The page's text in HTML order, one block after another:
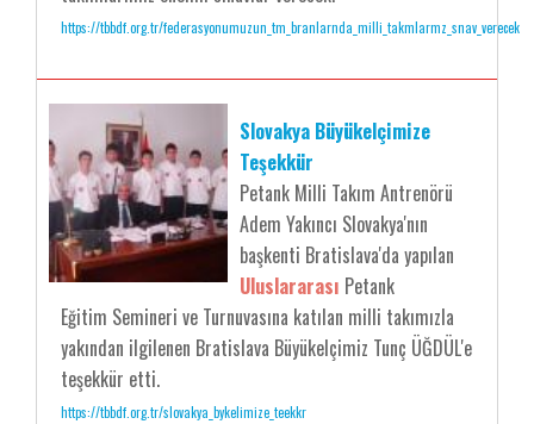
https://tbbdf.org.tr/federasyonumuzun_tm_branlarnda_milli_takmlarmz_snav_verecek
Slovakya Büyükelçimize
Teşekkür
Petank Milli Takım Antrenörü
Adem Yakıncı Slovakya'nın
başkenti Bratislava'da yapılan
Uluslararası Petank
Eğitim Semineri ve Turnuvasına katılan milli takımızla
yakından ilgilenen Bratislava Büyükelçimiz Tunç ÜĞDÜL'e
teşekkür etti.
https://tbbdf.org.tr/slovakya_bykelimize_teekkr